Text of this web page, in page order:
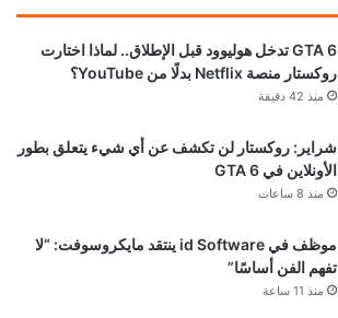
GTA 6 تدخل هوليوود قبل الإطلاق.. لماذا اختارت
روكستار منصة Netflix بدلًا من YouTube؟
منذ 42 دقيقة
شراير: روكستار لن تكشف عن أي شيء يتعلق بطور
الأونلاين في GTA 6
منذ 8 ساعات
موظف في id Software ينتقد مايكروسوفت: “لا
تفهم الفن أساسًا”
منذ 11 ساعة